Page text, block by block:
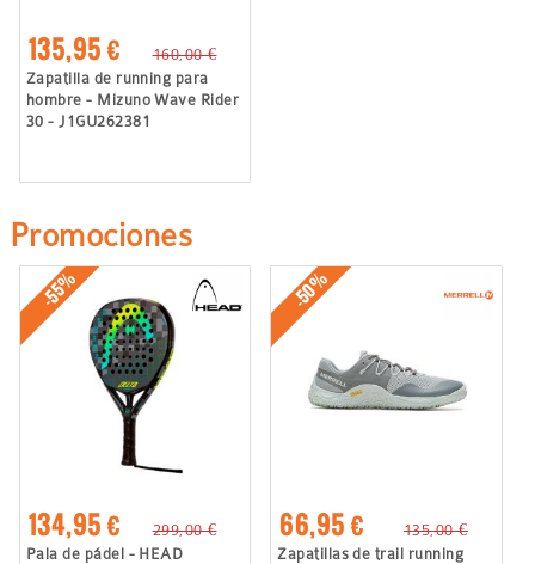
135,95 €
160,00 €
Zapatilla de running para
hombre - Mizuno Wave Rider
30 - J1GU262381
Promociones
-55%
134,95 €
299,00 €
Pala de pádel - HEAD
-50%
66,95 €
135,00 €
Zapatillas de trail running